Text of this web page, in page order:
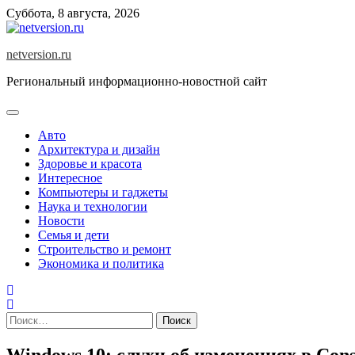
Skip
to
Суббота, 8 августа, 2026
netversion.ru
Региональный информационно-новостной сайт
Авто
Архитектура и дизайн
Здоровье и красота
Интересное
Компьютеры и гаджеты
Наука и технологии
Новости
Семья и дети
Строительство и ремонт
Экономика и политика
Найти: